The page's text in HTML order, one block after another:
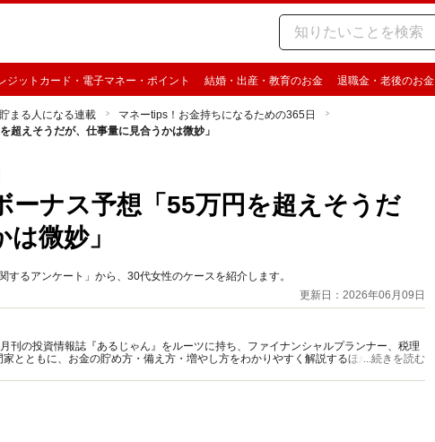
ジットカード・電子マネー・ポイント 結婚・出産・教育のお金 退職金・老後のお金
まる人になる連載
マネーtips！お金持ちになるための365日
超えそうだが、仕事量に見合うかは微妙」
ーナス予想「55万円を超えそうだ
微妙」
るアンケート」から、30代女性のケースを紹介します。
更新日：2026年06月09日
刊の投資情報誌『あるじゃん』をルーツに持ち、ファイナンシャルプランナー、税理
とともに、お金の貯め方・備え方・増やし方をわかりやすく解説するほか、マネー最
...続きを読む